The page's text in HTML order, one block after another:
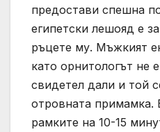
предостави спешна
египетски лешояд е
ръцете му. Мъжкият
като орнитологът не
свидетел дали и той
отровната примамка.
рамките на 10-15